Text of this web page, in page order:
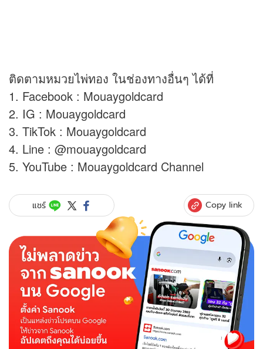
ติดตามหมวยไพ่ทอง ในช่องทางอื่นๆ ได้ที่
1. Facebook : Mouaygoldcard
2. IG : Mouaygoldcard
3. TikTok : Mouaygoldcard
4. Line : @mouaygoldcard
5. YouTube : Mouaygoldcard Channel
แชร์ Copy link